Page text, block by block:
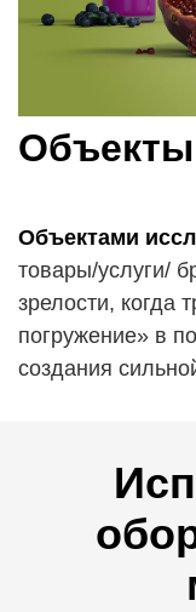
Объектами
товары/услуги/
зрелости, когда
погружение» в
создания